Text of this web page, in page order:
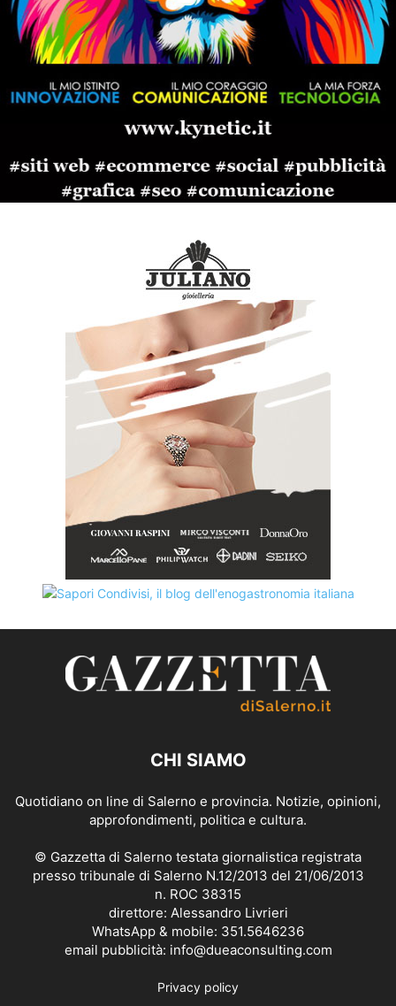
CHI SIAMO
Quotidiano on line di Salerno e provincia. Notizie, opinioni,
approfondimenti, politica e cultura.
© Gazzetta di Salerno testata giornalistica registrata
presso tribunale di Salerno N.12/2013 del 21/06/2013
n. ROC 38315
direttore: Alessandro Livrieri
WhatsApp & mobile: 351.5646236
email pubblicità: info@dueaconsulting.com
Privacy policy